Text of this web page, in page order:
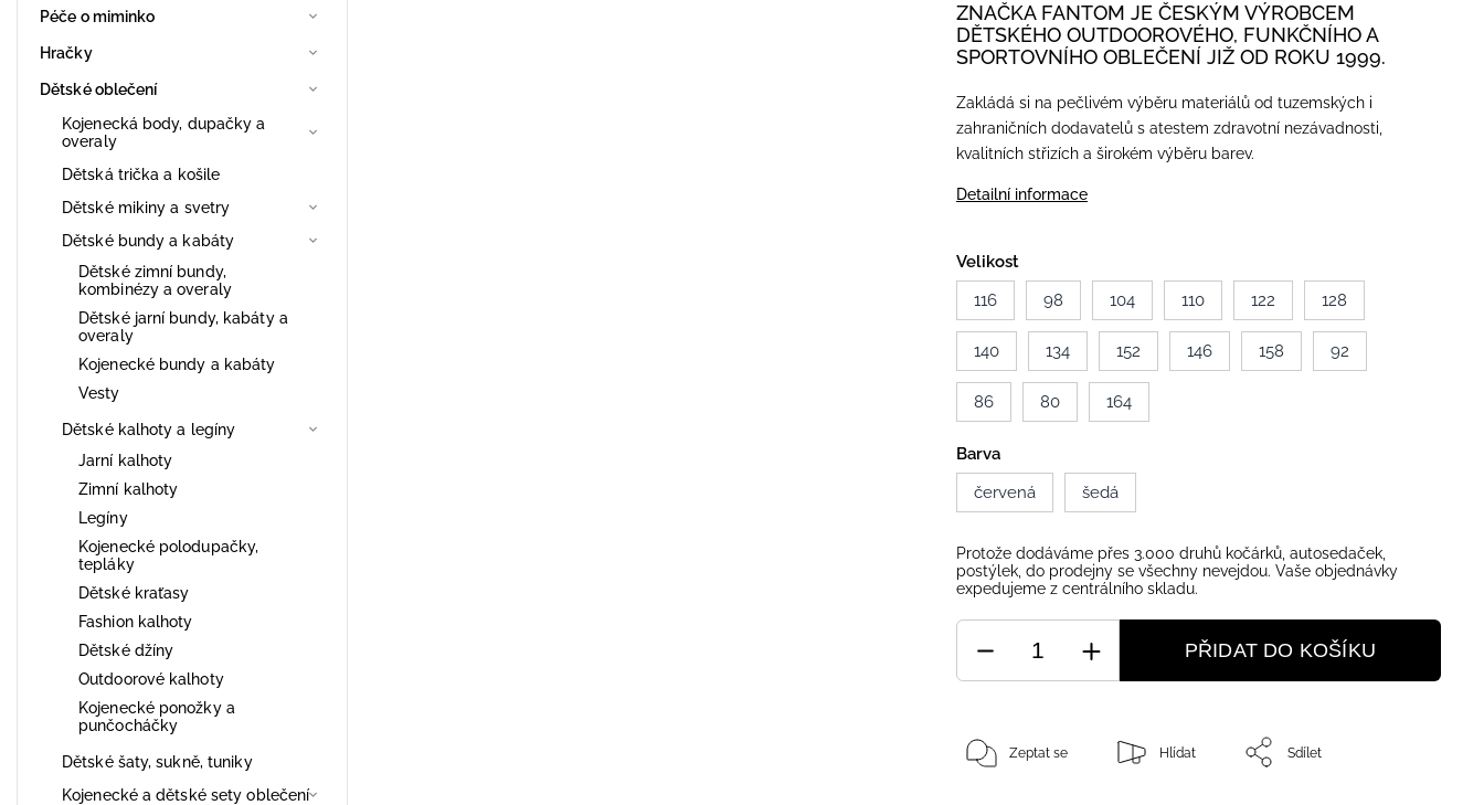
Péče o miminko
Hračky
Dětské oblečení
Kojenecká body, dupačky a
overaly
Dětská trička a košile
Dětské mikiny a svetry
Dětské bundy a kabáty
Dětské zimní bundy,
kombinézy a overaly
Dětské jarní bundy, kabáty a
overaly
Kojenecké bundy a kabáty
Vesty
Dětské kalhoty a legíny
Jarní kalhoty
Zimní kalhoty
Legíny
Kojenecké polodupačky,
tepláky
Dětské kraťasy
Fashion kalhoty
Dětské džíny
Outdoorové kalhoty
Kojenecké ponožky a
punčocháčky
Dětské šaty, sukně, tuniky
Kojenecké a dětské sety oblečení
ZNAČKA FANTOM JE ČESKÝM VÝROBCEM
DĚTSKÉHO OUTDOOROVÉHO, FUNKČNÍHO A
SPORTOVNÍHO OBLEČENÍ JIŽ OD ROKU 1999.
Zakládá si na pečlivém výběru materiálů od tuzemských i
zahraničních dodavatelů s atestem zdravotní nezávadnosti,
kvalitních střizích a širokém výběru barev.
Detailní informace
Velikost
116
98 104 110 122 128
140 134 152 146 158 92
86 80 164
Barva
červená
šedá
Protože dodáváme přes 3.000 druhů kočárků, autosedaček,
postýlek, do prodejny se všechny nevejdou. Vaše objednávky
expedujeme z centrálního skladu.
PŘIDAT DO KOŠÍKU
Zeptat se Hlídat Sdílet